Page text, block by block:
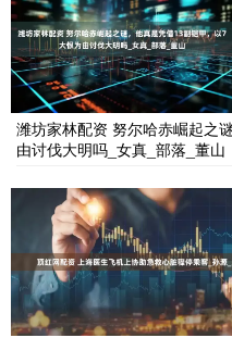
潍坊家林配资 努尔哈赤崛起之
由讨伐大明吗_女真_部落_董山